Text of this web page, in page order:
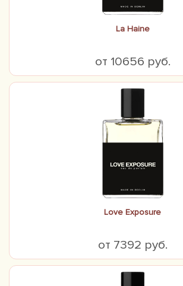
La Haine
от 10656 руб.
Love Exposure
от 7392 руб.